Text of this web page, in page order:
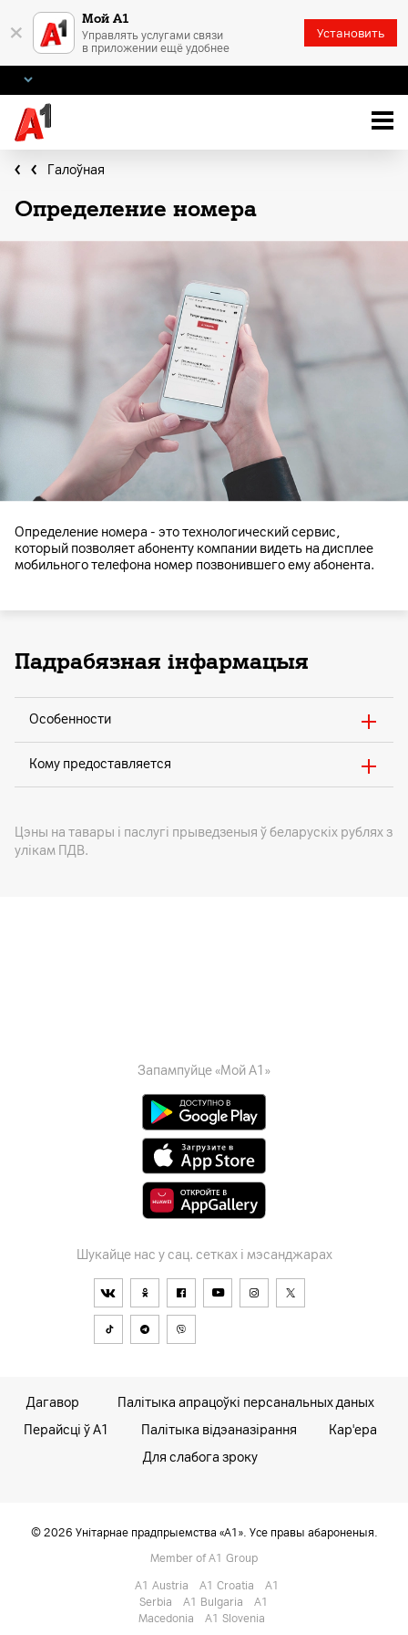
× Мой А1
Управлять услугами связи
в приложении ещё удобнее
Установить
Галоўная
Определение номера
Определение номера - это технологический сервис,
который позволяет абоненту компании видеть на дисплее
мобильного телефона номер позвонившего ему абонента.
Падрабязная інфармацыя
Особенности
Кому предоставляется
Цэны на тавары i паслугі прыведзеныя ў беларускіх рублях з
улікам ПДВ.
Запампуйце «Мой А1»
Шукайце нас у сац. сетках і мэсанджарах
Дагавор
Палітыка апрацоўкі персанальных даных
Перайсці ў А1
Палітыка відэаназірання
Кар'ера
Для слабога зроку
© 2026 Унітарнае прадпрыемства «А1». Усе правы абароненыя.
Member of A1 Group
A1 Austria A1 Croatia
А1
Serbia
A1 Bulgaria
A1
Macedonia
A1 Slovenia